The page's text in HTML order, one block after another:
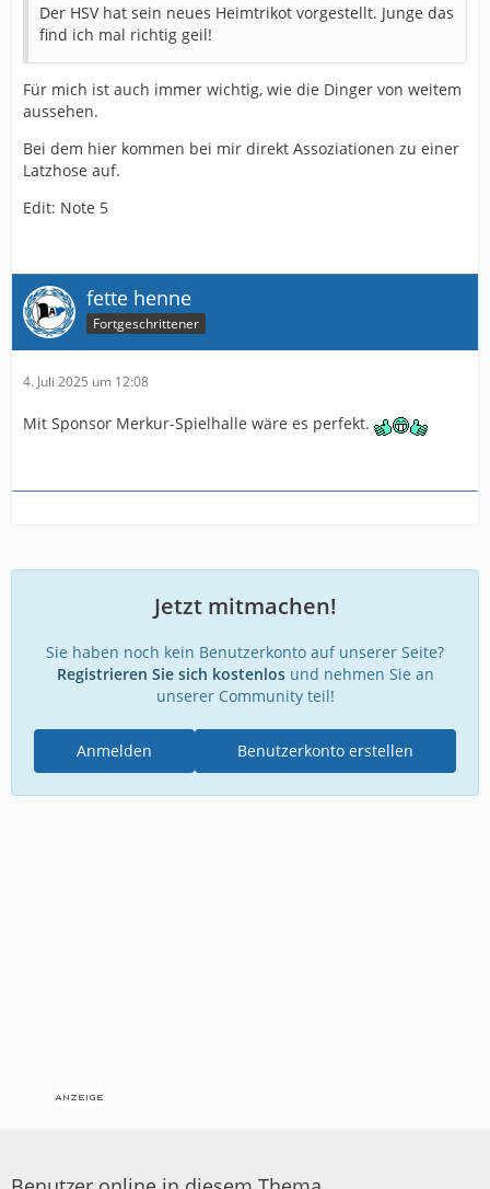
Der HSV hat sein neues Heimtrikot vorgestellt. Junge das
find ich mal richtig geil!
Für mich ist auch immer wichtig, wie die Dinger von weitem
aussehen.
Bei dem hier kommen bei mir direkt Assoziationen zu einer
Latzhose auf.
Edit: Note 5
fette henne
Fortgeschrittener
4. Juli 2025 um 12:08
Mit Sponsor Merkur-Spielhalle wäre es perfekt.
Jetzt mitmachen!
Sie haben noch kein Benutzerkonto auf unserer Seite?
Registrieren Sie sich kostenlosund nehmen Sie an
unserer Community teil!
Benutzerkonto erstellen
Anmelden